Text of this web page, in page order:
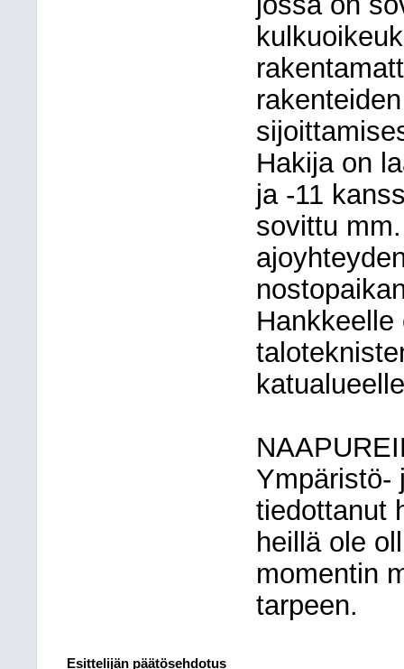
Hakija on
ja -11
sovittu
Ympäristö-
tiedottanut
heillä ole
momentin
tarpeen.
Esittelijän päätösehdotus